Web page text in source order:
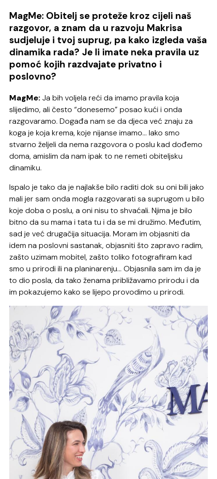
MagMe: Obitelj se proteže kroz cijeli naš
razgovor, a znam da u razvoju Makrisa
sudjeluje i tvoj suprug, pa kako izgleda vaša
dinamika rada? Je li imate neka pravila uz
pomoć kojih razdvajate privatno i
poslovno?
MagMe:Ja bih voljela reći da imamo pravila koja
slijedimo, ali često “donesemo” posao kući i onda
razgovaramo. Događa nam se da djeca već znaju za
koga je koja krema, koje nijanse imamo… Iako smo
stvarno željeli da nema razgovora o poslu kad dođemo
doma, amislim da nam ipak to ne remeti obiteljsku
dinamiku.
Ispalo je tako da je najlakše bilo raditi dok su oni bili jako
mali jer sam onda mogla razgovarati sa suprugom u bilo
koje doba o poslu, a oni nisu to shvaćali. Njima je bilo
bitno da su mama i tata tu i da se mi družimo. Međutim,
sad je već drugačija situacija. Moram im objasniti da
idem na poslovni sastanak, objasniti što zapravo radim,
zašto uzimam mobitel, zašto toliko fotografiram kad
smo u prirodi ili na planinarenju… Objasnila sam im da je
to dio posla, da tako ženama približavamo prirodu i da
im pokazujemo kako se lijepo provodimo u prirodi.